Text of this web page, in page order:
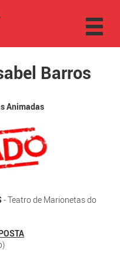
Barros
Animadas
- Teatro de Marionetas do